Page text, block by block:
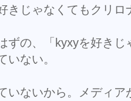
じゃなくてもクリロ
ずの、「kyxyを好きじ
いない。
ないから。メディア